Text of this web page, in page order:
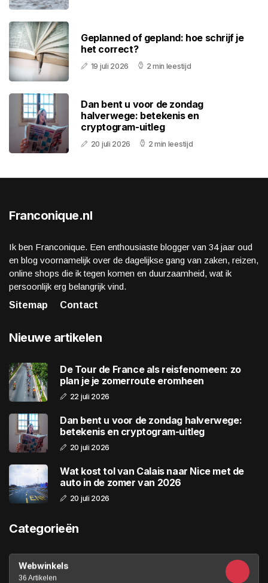
Geplanned of gepland: hoe schrijf je
het correct?
19 juli 2026 2 min leestijd
Dan bent u voor de zondag
halverwege: betekenis en
cryptogram-uitleg
20 juli 2026 2 min leestijd
Franconique.nl
Ik ben Franconique. Een enthousiaste blogger van 34 jaar oud
en blog voornamelijk over de dagelijkse gang van zaken, reizen,
online shops die ik tegen komen en duurzaamheid, wat ik
persoonlijk erg belangrijk vind.
Sitemap
Contact
Nieuwe artikelen
De Tour de France als reisfenomeen: zo
plan je je zomerroute eromheen
22 juli 2026
Dan bent u voor de zondag halverwege:
betekenis en cryptogram-uitleg
20 juli 2026
Wat kost tol van Calais naar Nice met de
auto in de zomer van 2026
20 juli 2026
Categorieën
Webwinkels
36 Artikelen